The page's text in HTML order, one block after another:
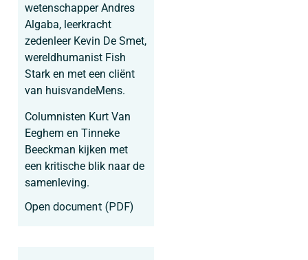
wetenschapper Andres
Algaba, leerkracht
zedenleer Kevin De Smet,
wereldhumanist Fish
Stark en met een cliënt
van huisvandeMens.
Columnisten Kurt Van
Eeghem en Tinneke
Beeckman kijken met
een kritische blik naar de
samenleving.
Open document (PDF)